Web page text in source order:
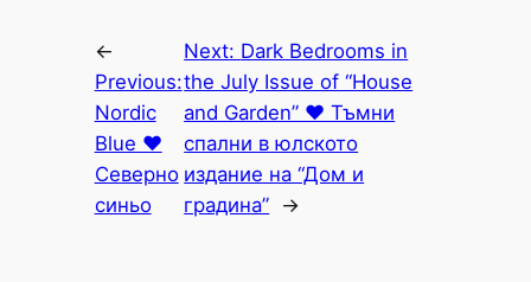
←
Previous:
Nordic
Blue ♥
Северно
синьо
Next: Dark Bedrooms in
the July Issue of “House
and Garden” ♥ Тъмни
спални в юлското
издание на “Дом и
градина” →